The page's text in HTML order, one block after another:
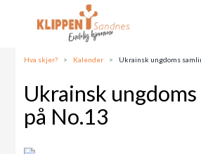
Hva skjer? > Kalender > Ukrainsk ungdoms
Ukrainsk
på No.13